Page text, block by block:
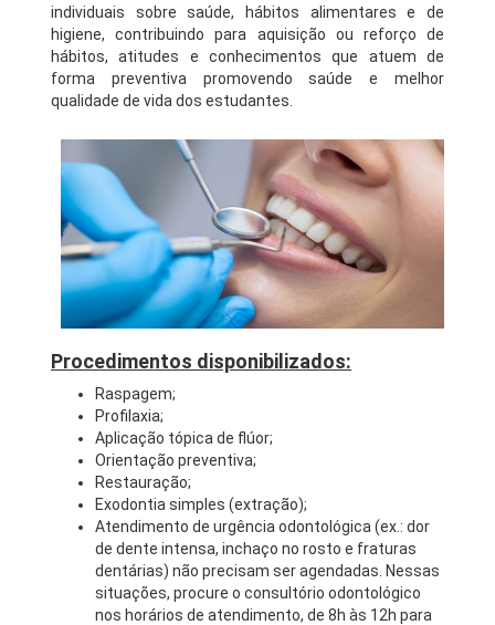
individuais sobre saúde, hábitos alimentares e de
higiene, contribuindo para aquisição ou reforço de
hábitos, atitudes e conhecimentos que atuem de
forma preventiva promovendo saúde e melhor
qualidade de vida dos estudantes.
Procedimentos disponibilizados:
Raspagem;
Profilaxia;
Aplicação tópica de flúor;
Orientação preventiva;
Restauração;
Exodontia simples (extração);
Atendimento de urgência odontológica (ex.: dor
de dente intensa, inchaço no rosto e fraturas
dentárias) não precisam ser agendadas. Nessas
situações, procure o consultório odontológico
nos horários de atendimento, de 8h às 12h para